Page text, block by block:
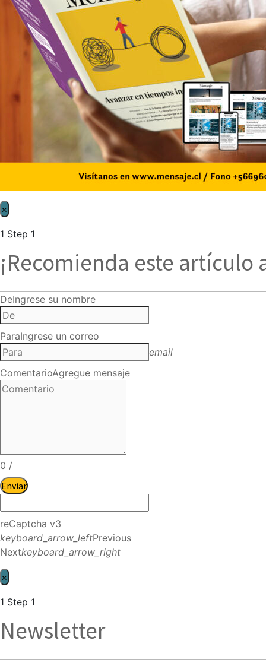
×
1 Step 1
¡Recomienda este artículo
DeIngrese su nombre
ParaIngrese un correo
email
ComentarioAgregue mensaje
0 /
Enviar
reCaptcha v3
keyboard_arrow_leftPrevious
Nextkeyboard_arrow_right
×
1 Step 1
Newsletter